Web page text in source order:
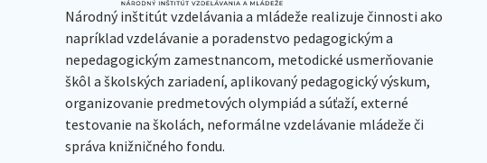
Národný inštitút vzdelávania a mládeže realizuje činnosti ako
napríklad vzdelávanie a poradenstvo pedagogickým a
nepedagogickým zamestnancom, metodické usmerňovanie
škôl a školských zariadení, aplikovaný pedagogický výskum,
organizovanie predmetových olympiád a súťaží, externé
testovanie na školách, neformálne vzdelávanie mládeže či
správa knižničného fondu.